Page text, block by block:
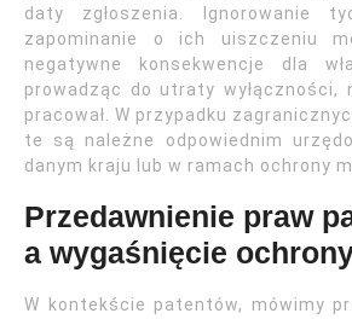
daty zgłoszenia. Ignorowanie
zapominanie o ich uiszczeniu
negatywne konsekwencje dla
prowadząc do utraty wyłączności,
pracował. W przypadku
te są należne odpowiednim
danym kraju lub w ramach ochrony
Przedawnienie praw
a wygaśnięcie
W kontekście patentów, mówimy